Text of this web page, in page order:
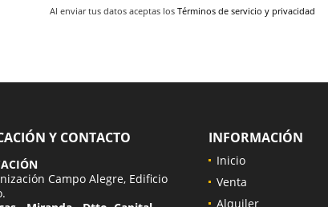
Al enviar tus datos aceptas los Términos de servicio y privacidad
Y CONTACTO
Campo Alegre, Edificio
INFORMACIÓN
Inicio
Venta
Alquiler